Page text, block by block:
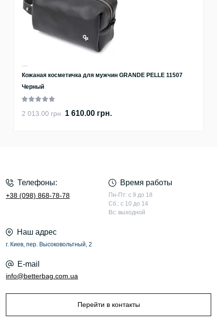
Кожаная косметичка для мужчин GRANDE PELLE 11507
Черный
2 013.00 грн. 1 610.00 грн.
Телефоны:
+38 (098) 868-78-78
Время работы
Пн-Пт: с 9 до 18
Сб.: с 10 до 14
Вс: выходной
Наш адрес
г. Киев, пер. Высоковольтный, 2
E-mail
info@betterbag.com.ua
Перейти в контакты